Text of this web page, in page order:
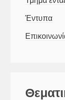
Έντυπα